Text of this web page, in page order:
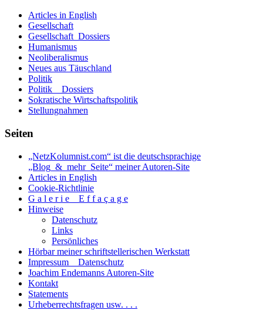
Articles in English
Gesellschaft
Gesellschaft_Dossiers
Humanismus
Neoliberalismus
Neues aus Täuschland
Politik
Politik _ Dossiers
Sokratische Wirtschaftspolitik
Stellungnahmen
Seiten
„NetzKolumnist.com“ ist die deutschsprachige
„Blog_&_mehr_Seite“ meiner Autoren-Site
Articles in English
Cookie-Richtlinie
G a l e r i e _ E f f a ç a g e
Hinweise
Datenschutz
Links
Persönliches
Hörbar meiner schriftstellerischen Werkstatt
Impressum _ Datenschutz
Joachim Endemanns Autoren-Site
Kontakt
Statements
Urheberrechtsfragen usw. . . .